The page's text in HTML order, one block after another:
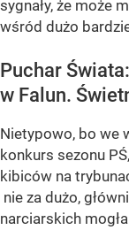
sygnały, że może
wśród dużo
Puchar
w Falun.
Nietypowo, bo we
konkurs sezonu
kibiców na
nie za dużo,
narciarskich